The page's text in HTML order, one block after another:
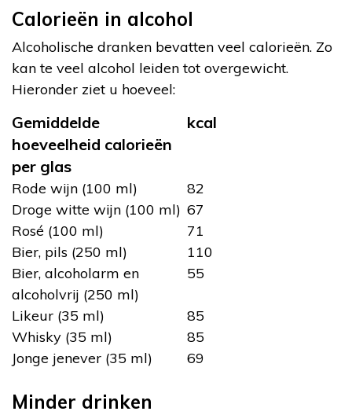
Calorieën in alcohol
Alcoholische dranken bevatten veel calorieën. Zo
kan te veel alcohol leiden tot overgewicht.
Hieronder ziet u hoeveel:
Gemiddelde
hoeveelheid calorieën
per glas
kcal
Rode wijn (100 ml)
82
Droge witte wijn (100 ml) 67
Rosé (100 ml)
71
Bier, pils (250 ml)
110
Bier, alcoholarm en
alcoholvrij (250 ml)
55
Likeur (35 ml)
85
Whisky (35 ml)
85
Jonge jenever (35 ml)
69
Minder drinken